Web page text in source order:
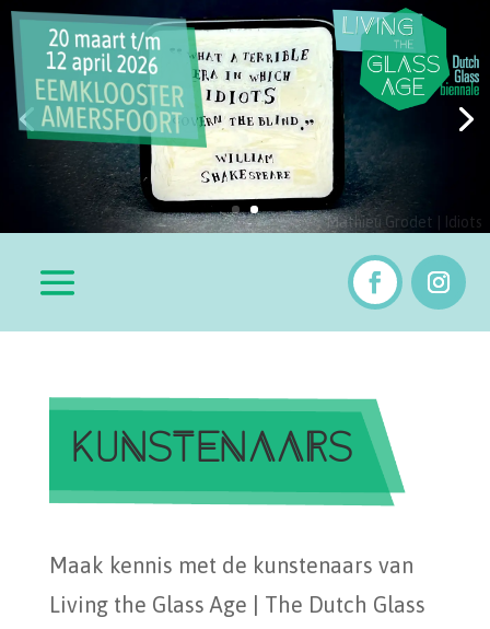
Mathieu Grodet | Idiots
KUNSTENAARS
Maak kennis met de kunstenaars van
Living the Glass Age | The Dutch Glass